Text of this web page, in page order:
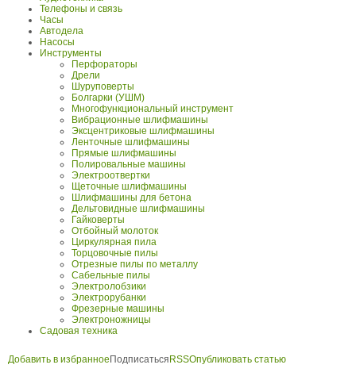
Телефоны и связь
Часы
Автодела
Насосы
Инструменты
Перфораторы
Дрели
Шуруповерты
Болгарки (УШМ)
Многофункциональный инструмент
Вибрационные шлифмашины
Эксцентриковые шлифмашины
Ленточные шлифмашины
Прямые шлифмашины
Полировальные машины
Электроотвертки
Щеточные шлифмашины
Шлифмашины для бетона
Дельтовидные шлифмашины
Гайковерты
Отбойный молоток
Циркулярная пила
Торцовочные пилы
Отрезные пилы по металлу
Сабельные пилы
Электролобзики
Электрорубанки
Фрезерные машины
Электроножницы
Садовая техника
Добавить в избранноеПодписатьсяRSSОпубликовать статью